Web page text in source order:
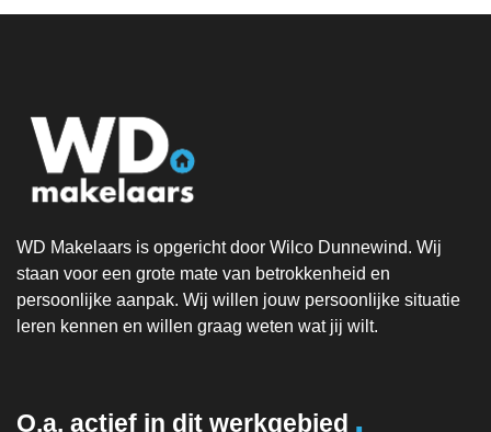
WD Makelaars is opgericht door Wilco Dunnewind. Wij
staan voor een grote mate van betrokkenheid en
persoonlijke aanpak. Wij willen jouw persoonlijke situatie
leren kennen en willen graag weten wat jij wilt.
O.a. actief in dit werkgebied .